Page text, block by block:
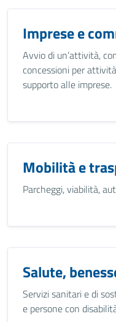
Imprese e
Avvio di un’attività,
concessioni per
supporto alle imprese.
Mobilità e
Parcheggi, viabilità,
Salute,
Servizi sanitari e di
e persone con